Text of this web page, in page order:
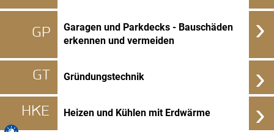
GP
Garagen und Parkdecks - Bauschäden
erkennen und vermeiden
›
GT Gründungstechnik ›
HKE Heizen und Kühlen mit Erdwärme ›